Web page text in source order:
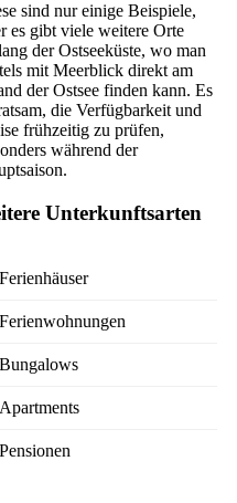
sind nur einige Beispiele,
es gibt viele weitere Orte
der Ostseeküste, wo man
mit Meerblick direkt am
der Ostsee finden kann. Es
die Verfügbarkeit und
frühzeitig zu prüfen,
während der
Unterkunftsarten
Ferienhäuser
Ferienwohnungen
Bungalows
Apartments
Pensionen